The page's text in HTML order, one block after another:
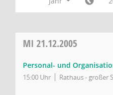
MI 21.12.2005
Personal- und
15:00 Uhr Rathaus - großer